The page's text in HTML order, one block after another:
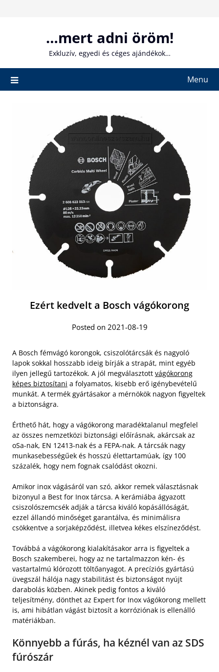
…mert adni öröm!
Exkluzív, egyedi és céges ajándékok…
Menu
Ezért kedvelt a Bosch vágókorong
Posted on 2021-08-19
A Bosch fémvágó korongok, csiszolótárcsák és nagyoló
lapok sokkal hosszabb ideig bírják a strapát, mint egyéb
ilyen jellegű tartozékok. A jól megválasztott vágókorong
képes biztosítani a folyamatos, kisebb erő igénybevételű
munkát. A termék gyártásakor a mérnökök nagyon figyeltek
a biztonságra.
Érthető hát, hogy a vágókorong maradéktalanul megfelel
az összes nemzetközi biztonsági előírásnak, akárcsak az
oSa-nak, EN 12413-nak és a FEPA-nak. A tárcsák nagy
munkasebességűek és hosszú élettartamúak, így 100
százalék, hogy nem fognak csalódást okozni.
Amikor inox vágásáról van szó, akkor remek választásnak
bizonyul a Best for Inox tárcsa. A kerámiába ágyazott
csiszolószemcsék adják a tárcsa kiváló kopásállóságát,
ezzel állandó minőséget garantálva, és minimálisra
csökkentve a sorjaképződést, illetvea kékes elszíneződést.
Továbbá a vágókorong kialakításakor arra is figyeltek a
Bosch szakemberei, hogy az ne tartalmazzon kén- és
vastartalmú klórozott töltőanyagot. A precíziós gyártású
üvegszál hálója nagy stabilitást és biztonságot nyújt
darabolás közben. Akinek pedig fontos a kiváló
teljesítmény, dönthet az Expert for Inox vágókorong mellett
is, ami hibátlan vágást biztosít a korróziónak is ellenálló
matériákban.
Könnyebb a fúrás, ha kéznél van az SDS
fúrószár